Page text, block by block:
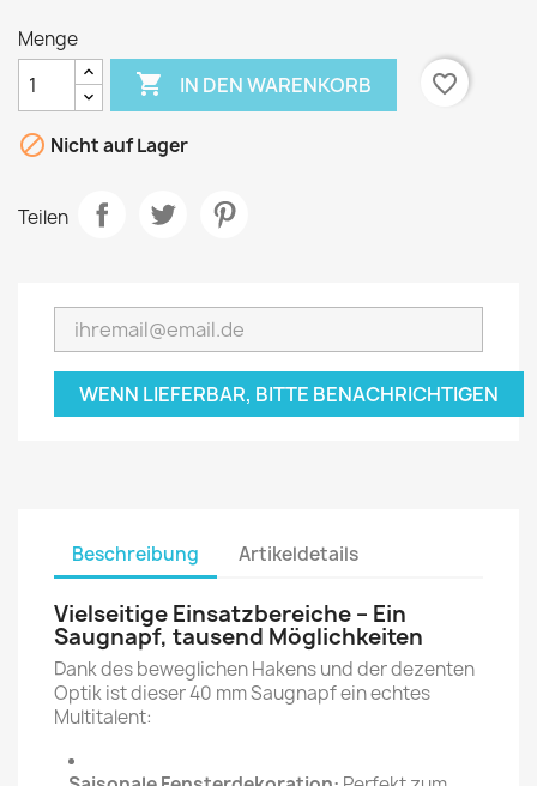
Menge
 IN DEN WARENKORB favorite_border
 Nicht auf Lager
Teilen
WENN LIEFERBAR, BITTE BENACHRICHTIGEN
Beschreibung Artikeldetails
Vielseitige Einsatzbereiche – Ein
Saugnapf, tausend Möglichkeiten
Dank des beweglichen Hakens und der dezenten
Optik ist dieser 40 mm Saugnapf ein echtes
Multitalent: